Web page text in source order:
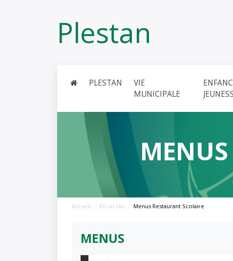
Plestan
PLESTAN
VIE
MUNICIPALE
Accueil En un clic Menus Restaurant Scolaire
MENUS